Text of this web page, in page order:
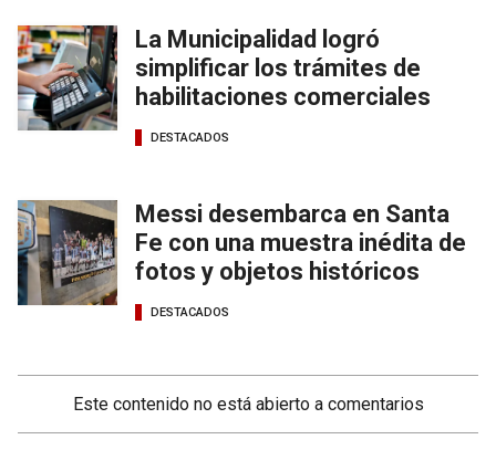
La Municipalidad logró
simplificar los trámites de
habilitaciones comerciales
DESTACADOS
Messi desembarca en Santa
Fe con una muestra inédita de
fotos y objetos históricos
DESTACADOS
Este contenido no está abierto a comentarios